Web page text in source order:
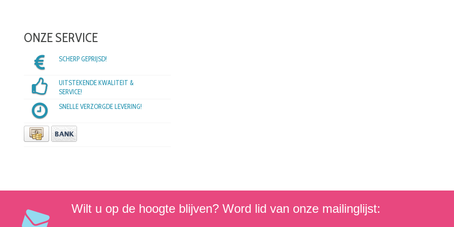
ONZE SERVICE
SCHERP GEPRIJSD!
UITSTEKENDE KWALITEIT &
SERVICE!
SNELLE VERZORGDE LEVERING!
Wilt u op de hoogte blijven? Word lid van onze mailinglijst: